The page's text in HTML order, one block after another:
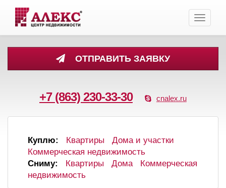
ОТПРАВИТЬ ЗАЯВКУ
+7 (863) 230-33-30 cnalex.ru
Toggle
Куплю: Квартиры
Дома и участки
Коммерческая недвижимость
Сниму:
Квартиры Дома
Коммерческая
недвижимость